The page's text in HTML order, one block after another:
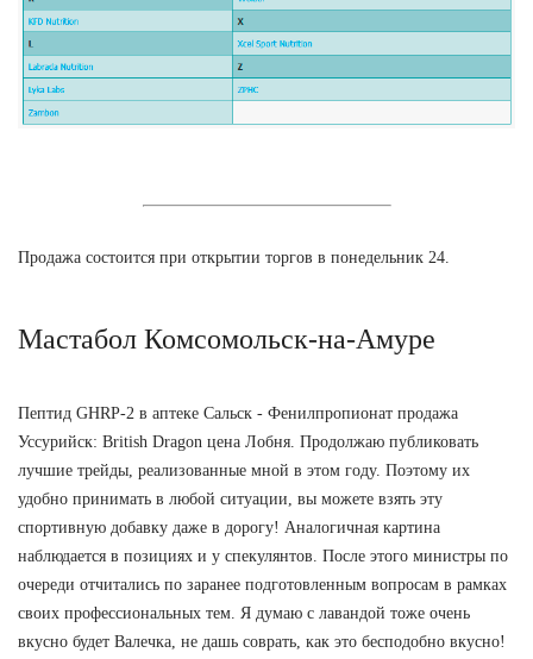
Продажа состоится при открытии торгов в понедельник 24.
Мастабол Комсомольск-на-Амуре
Пептид GHRP-2 в аптеке Сальск - Фенилпропионат продажа
Уссурийск: British Dragon цена Лобня. Продолжаю публиковать
лучшие трейды, реализованные мной в этом году. Поэтому их
удобно принимать в любой ситуации, вы можете взять эту
спортивную добавку даже в дорогу! Аналогичная картина
наблюдается в позициях и у спекулянтов. После этого министры по
очереди отчитались по заранее подготовленным вопросам в рамках
своих профессиональных тем. Я думаю с лавандой тоже очень
вкусно будет Валечка, не дашь соврать, как это бесподобно вкусно!